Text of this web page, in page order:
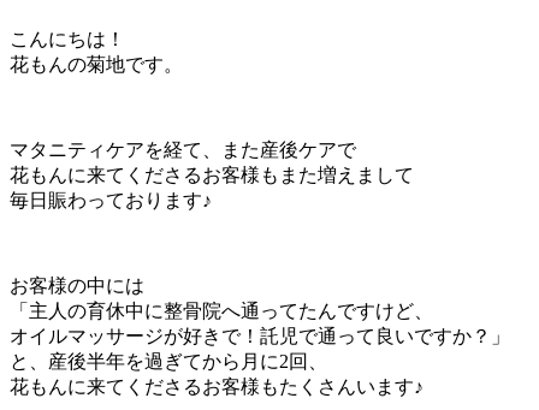
こんにちは！
花もんの菊地です。
マタニティケアを経て、また産後ケアで
花もんに来てくださるお客様もまた増えまして
毎日賑わっております♪
お客様の中には
「主人の育休中に整骨院へ通ってたんですけど、
オイルマッサージが好きで！託児で通って良いですか？」
と、産後半年を過ぎてから月に2回、
花もんに来てくださるお客様もたくさんいます♪